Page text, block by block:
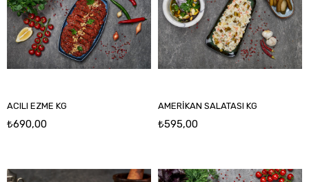
ACILI EZME KG
₺690,00
AMERİKAN SALATASI KG
₺595,00